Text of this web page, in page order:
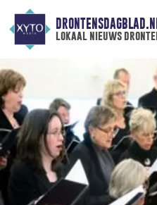
lokaal nieuws